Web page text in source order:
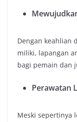
Dengan keahlian
miliki, lapangan
bagi pemain dan
Perawatan
Meski sepertinya